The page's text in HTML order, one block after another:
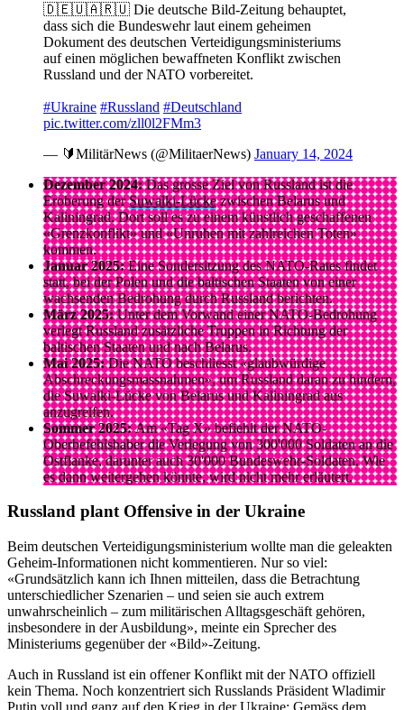
🇩🇪🇺🇦🇷🇺 Die deutsche Bild-Zeitung behauptet,
dass sich die Bundeswehr laut einem geheimen
Dokument des deutschen Verteidigungsministeriums
auf einen möglichen bewaffneten Konflikt zwischen
Russland und der NATO vorbereitet.
#Ukraine #Russland #Deutschland
pic.twitter.com/zll0l2FMm3
— 🔰MilitärNews (@MilitaerNews) January 14, 2024
Dezember 2024:Das grosse Ziel von Russland ist die
Eroberung derSuwalki-Lückezwischen Belarus und
Kaliningrad. Dort soll es zu einem künstlich geschaffenen
«Grenzkonflikt» und «Unruhen mit zahlreichen Toten»
kommen.
Januar 2025:Eine Sondersitzung des NATO-Rates findet
statt, bei der Polen und die baltischen Staaten von einer
wachsenden Bedrohung durch Russland berichten.
März 2025:Unter dem Vorwand einer NATO-Bedrohung
verlegt Russland zusätzliche Truppen in Richtung der
baltischen Staaten und nach Belarus.
Mai 2025:Die NATO beschliesst «glaubwürdige
Abschreckungsmassnahmen», um Russland daran zu hindern,
die Suwalki-Lücke von Belarus und Kaliningrad aus
anzugreifen.
Sommer 2025:Am «Tag X» befiehlt der NATO-
Oberbefehlshaber die Verlegung von 300'000 Soldaten an die
Ostflanke, darunter auch 30'000 Bundeswehr-Soldaten. Wie
es dann weitergehen könnte, wird nicht mehr erläutert.
Russland plant Offensive in der Ukraine
Beim deutschen Verteidigungsministerium wollte man die geleakten
Geheim-Informationen nicht kommentieren. Nur so viel:
«Grundsätzlich kann ich Ihnen mitteilen, dass die Betrachtung
unterschiedlicher Szenarien – und seien sie auch extrem
unwahrscheinlich – zum militärischen Alltagsgeschäft gehören,
insbesondere in der Ausbildung», meinte ein Sprecher des
Ministeriums gegenüber der «Bild»-Zeitung.
Auch in Russland ist ein offener Konflikt mit der NATO offiziell
kein Thema. Noch konzentriert sich Russlands Präsident Wladimir
Putin voll und ganz auf den Krieg in der Ukraine: Gemäss dem